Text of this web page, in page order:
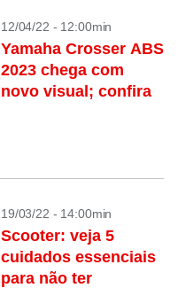
12/04/22 - 12:00min
Yamaha Crosser ABS
2023 chega com
novo visual; confira
19/03/22 - 14:00min
Scooter: veja 5
cuidados essenciais
para não ter